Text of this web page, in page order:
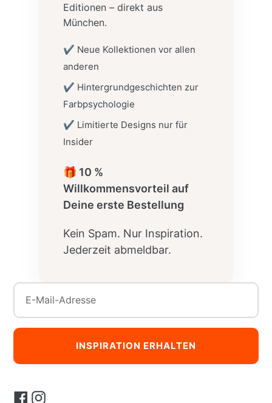
Editionen – direkt aus
München.
✔ Neue Kollektionen vor allen
anderen
✔ Hintergrundgeschichten zur
Farbpsychologie
✔ Limitierte Designs nur für
Insider
🎁 10 %
Willkommensvorteil auf
Deine erste Bestellung
Kein Spam. Nur Inspiration.
Jederzeit abmeldbar.
INSPIRATION ERHALTEN